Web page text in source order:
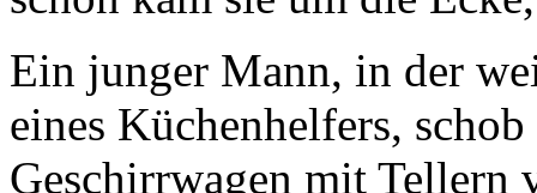
Ein junger Mann, in der
eines Küchenhelfers,
Geschirrwagen mit Tellern